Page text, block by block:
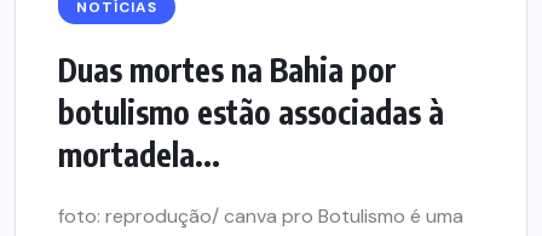
NOTÍCIAS
Duas mortes na Bahia por
botulismo estão associadas à
mortadela...
foto: reprodução/ canva pro Botulismo é uma